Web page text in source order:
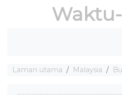
Laman utama Malaysia